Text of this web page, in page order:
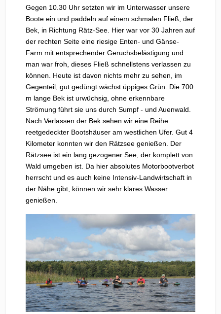
Gegen 10.30 Uhr setzten wir im Unterwasser unsere
Boote ein und paddeln auf einem schmalen Fließ, der
Bek, in Richtung Rätz-See. Hier war vor 30 Jahren auf
der rechten Seite eine riesige Enten- und Gänse-
Farm mit entsprechender Geruchsbelästigung und
man war froh, dieses Fließ schnellstens verlassen zu
können. Heute ist davon nichts mehr zu sehen, im
Gegenteil, gut gedüngt wächst üppiges Grün. Die 700
m lange Bek ist urwüchsig, ohne erkennbare
Strömung führt sie uns durch Sumpf - und Auenwald.
Nach Verlassen der Bek sehen wir eine Reihe
reetgedeckter Bootshäuser am westlichen Ufer. Gut 4
Kilometer konnten wir den Rätzsee genießen. Der
Rätzsee ist ein lang gezogener See, der komplett von
Wald umgeben ist. Da hier absolutes Motorbootverbot
herrscht und es auch keine Intensiv-Landwirtschaft in
der Nähe gibt, können wir sehr klares Wasser
genießen.